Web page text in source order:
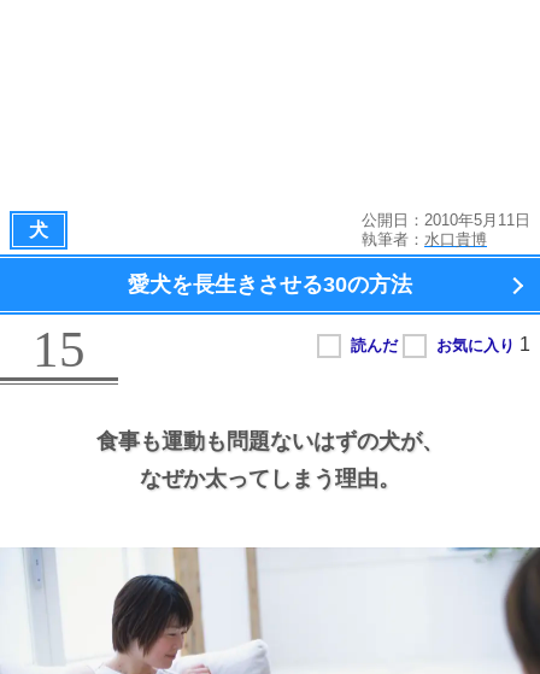
犬
公開日：2010年5月11日
執筆者： 水口貴博
愛犬を長生きさせる30の方法
15
食事も運動も問題ないはずの犬が、
なぜか太ってしまう理由。